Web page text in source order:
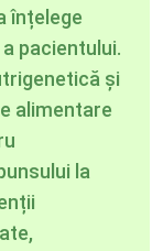
înțelege
pacientului.
și
alimentare
la